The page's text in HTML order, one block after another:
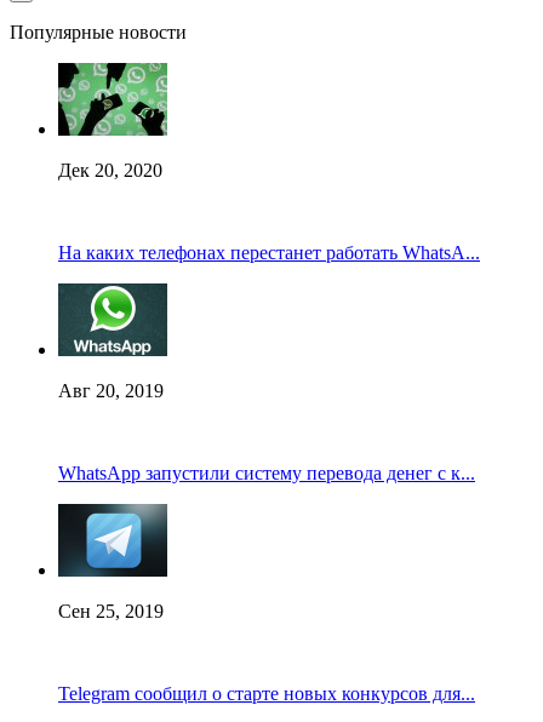
Популярные новости
Дек 20, 2020
На каких телефонах перестанет работать WhatsA...
Авг 20, 2019
WhatsApp запустили систему перевода денег с к...
Сен 25, 2019
Telegram сообщил о старте новых конкурсов для...